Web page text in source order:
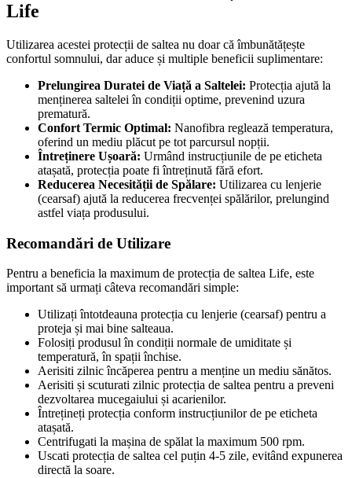
Life
Utilizarea acestei protecții de saltea nu doar că îmbunătățește
confortul somnului, dar aduce și multiple beneficii suplimentare:
Prelungirea Duratei de Viață a Saltelei: Protecția ajută la
menținerea saltelei în condiții optime, prevenind uzura
prematură.
Confort Termic Optimal: Nanofibra reglează temperatura,
oferind un mediu plăcut pe tot parcursul nopții.
Întreținere Ușoară: Urmând instrucțiunile de pe eticheta
atașată, protecția poate fi întreținută fără efort.
Reducerea Necesității de Spălare: Utilizarea cu lenjerie
(cearsaf) ajută la reducerea frecvenței spălărilor, prelungind
astfel viața produsului.
Recomandări de Utilizare
Pentru a beneficia la maximum de protecția de saltea Life, este
important să urmați câteva recomandări simple:
Utilizați întotdeauna protecția cu lenjerie (cearsaf) pentru a
proteja și mai bine salteaua.
Folosiți produsul în condiții normale de umiditate și
temperatură, în spații închise.
Aerisiti zilnic încăperea pentru a menține un mediu sănătos.
Aerisiti și scuturati zilnic protecția de saltea pentru a preveni
dezvoltarea mucegaiului și acarienilor.
Întrețineți protecția conform instrucțiunilor de pe eticheta
atașată.
Centrifugati la mașina de spălat la maximum 500 rpm.
Uscati protecția de saltea cel puțin 4-5 zile, evitând expunerea
directă la soare.